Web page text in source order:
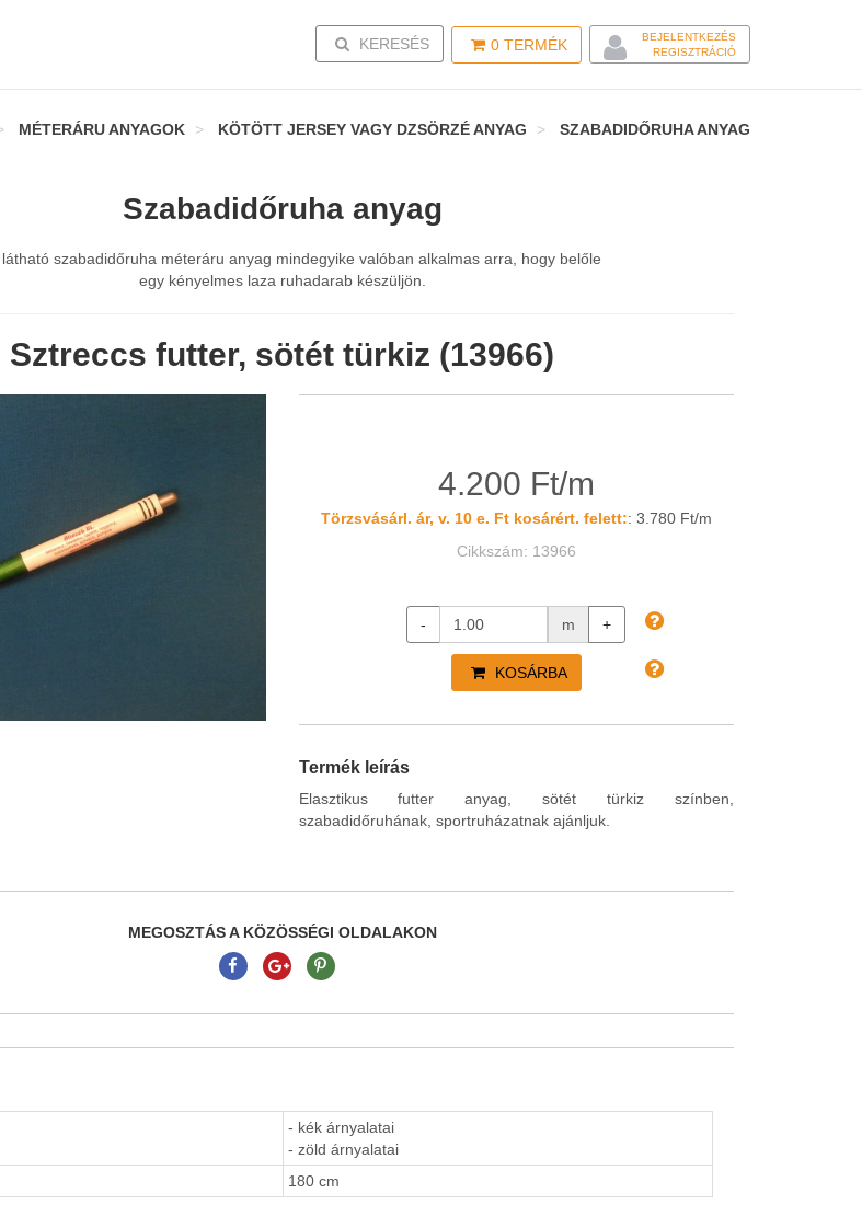
0 TERMÉK
BEJELENTKEZÉS
REGISZTRÁCIÓ
TOGGLE SEARCH
KERESÉS
MÉTERÁRU ANYAGOK KÖTÖTT JERSEY VAGY DZSÖRZÉ ANYAG SZABADIDŐRUHA ANYAG
Szabadidőruha anyag
szabadidőruha méteráru anyag mindegyike valóban alkalmas arra, hogy belőle
egy kényelmes laza ruhadarab készüljön.
Sztreccs futter, sötét türkiz (13966)
4.200 Ft/m
Törzsvásárl. ár, v. 10 e. Ft kosárért. felett:: 3.780 Ft/m
Cikkszám: 13966
- m +
KOSÁRBA
Termék leírás
Elasztikus futter anyag, sötét türkiz színben,
szabadidőruhának, sportruházatnak ajánljuk.
MEGOSZTÁS A KÖZÖSSÉGI OLDALAKON
- kék árnyalatai
- zöld árnyalatai
180 cm